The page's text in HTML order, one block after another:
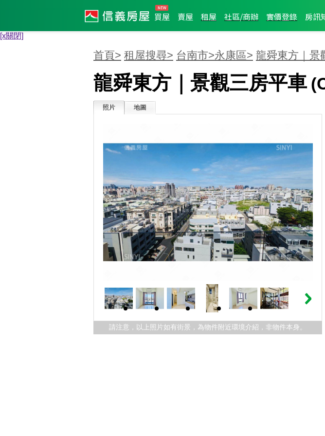
買屋 賣屋 租屋 社區/商辦 實價登錄 房訊
[x關閉]
首頁> 租屋搜尋> 台南市>永康區> 龍舜東方｜景
龍舜東方｜景觀三房平車
照片 地圖
請注意，以上照片如有街景，為物件附近環境介紹，非物件本身。